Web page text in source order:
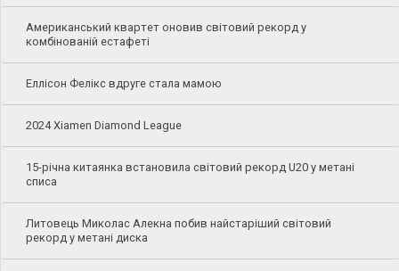
Американський квартет оновив світовий рекорд у
комбінованій естафеті
Еллісон Фелікс вдруге стала мамою
2024 Xiamen Diamond League
15-річна китаянка встановила світовий рекорд U20 у метані
списа
Литовець Миколас Алекна побив найстаріший світовий
рекорд у метані диска